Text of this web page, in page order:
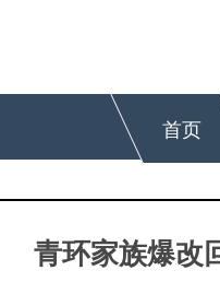
首页
青环家族爆改